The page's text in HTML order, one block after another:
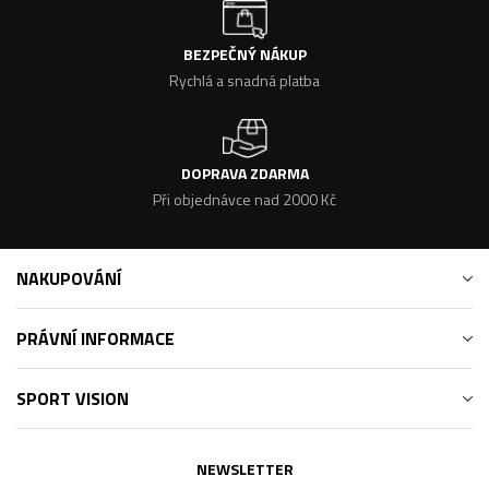
BEZPEČNÝ NÁKUP
Rychlá a snadná platba
DOPRAVA ZDARMA
Při objednávce nad 2000 Kč
NAKUPOVÁNÍ
PRÁVNÍ INFORMACE
SPORT VISION
NEWSLETTER